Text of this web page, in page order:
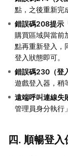
點，之後重新完
錯誤碼208提示
購買區域與當前
點再重新登入，
登入狀態即可。
錯誤碼230（登
遊戲登入器，稍
遠端呼叫連線失
管理員身分執行
四. 順暢登